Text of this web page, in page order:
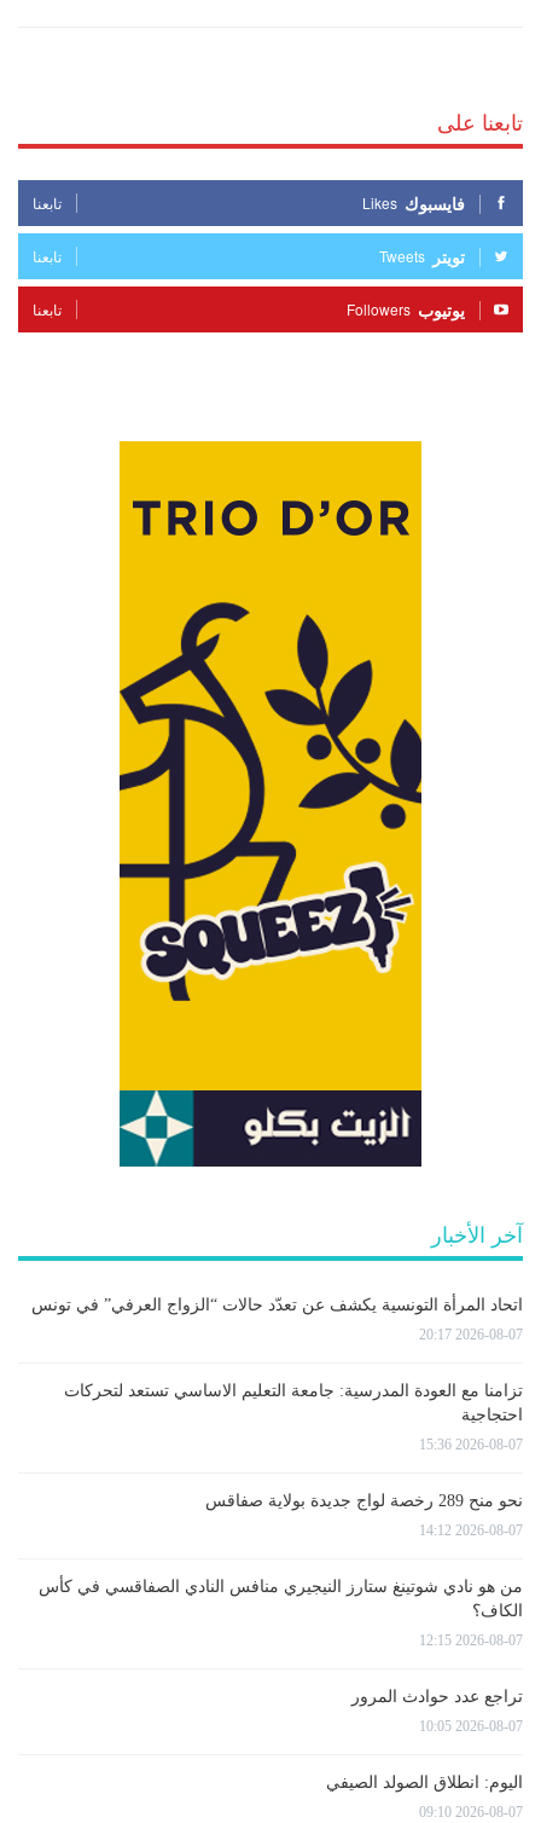
تابعنا على
فايسبوك Likes تابعنا
تويتر Tweets تابعنا
يوتيوب Followers تابعنا
آخر الأخبار
اتحاد المرأة التونسية يكشف عن تعدّد حالات “الزواج العرفي” في تونس
2026-08-07 20:17
تزامنا مع العودة المدرسية: جامعة التعليم الاساسي تستعد لتحركات
احتجاجية
2026-08-07 15:36
نحو منح 289 رخصة لواج جديدة بولاية صفاقس
2026-08-07 14:12
من هو نادي شوتينغ ستارز النيجيري منافس النادي الصفاقسي في كأس
الكاف؟
2026-08-07 12:15
تراجع عدد حوادث المرور
2026-08-07 10:05
اليوم: انطلاق الصولد الصيفي
2026-08-07 09:10